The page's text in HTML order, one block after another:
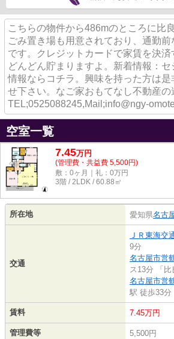
こちらの物件から486mのところに比
ごみ置き場も用意されており、通勤
です。クレジットカードで家賃を決
どんどん貯まりますよ。新着情報：
情報ならコチラ。興味を持った方は
せ下さい。なご家おもてなし不動産の
TEL;0525088245,Mail;info@ngy-
空室一覧
7.45万円
(管理費・共益費 5,500円)
敷：0ヶ月｜礼：0万円
3階 / 2LDK / 60.88㎡
所在地 愛知県名古
交通
ＪＲ東海交
9分
名古屋市営
ス13分 「
名古屋市営
駅 徒歩33分
賃料 7.45万円
管理費等 5,500円